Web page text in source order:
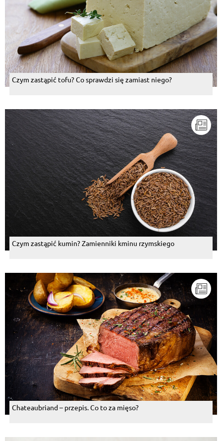
Czym zastąpić tofu? Co sprawdzi się zamiast niego?
Czym zastąpić kumin? Zamienniki kminu rzymskiego
Chateaubriand – przepis. Co to za mięso?